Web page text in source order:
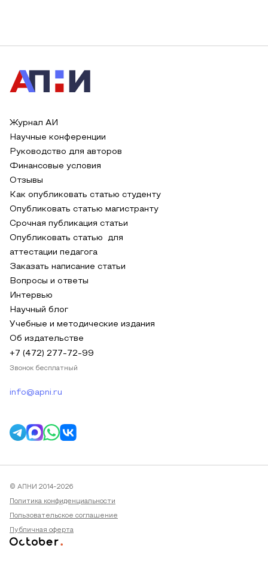
Журнал АИ
Научные конференции
Руководство для авторов
Финансовые условия
Отзывы
Как опубликовать статью студенту
Опубликовать статью магистранту
Срочная публикация статьи
Опубликовать статью для
аттестации педагога
Заказать написание статьи
Вопросы и ответы
Интервью
Научный блог
Учебные и методические издания
Об издательстве
+7 (472) 277-72-99
Звонок бесплатный
info@apni.ru
© АПНИ 2014-2026
Политика конфиденциальности
Пользовательское соглашение
Публичная оферта